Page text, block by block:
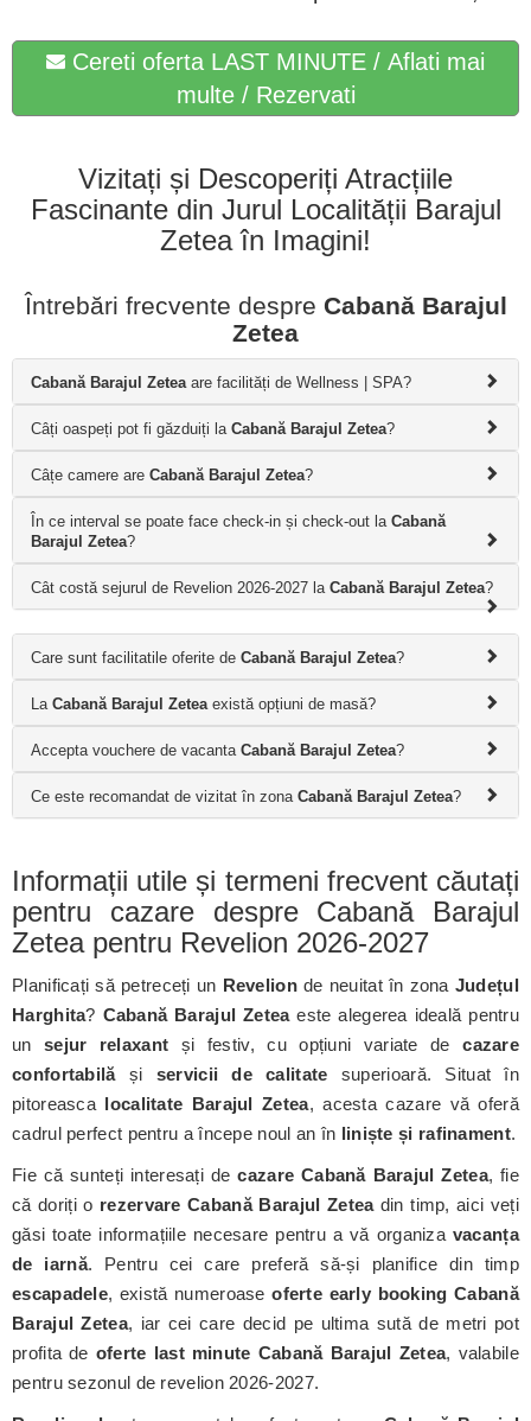
Cereti oferta LAST MINUTE / Aflati mai
multe / Rezervati
Vizitați și Descoperiți Atracțiile
Fascinante din Jurul Localității Barajul
Zetea în Imagini!
Întrebări frecvente despre Cabană Barajul
Zetea
Cabană Barajul Zetea are facilități de Wellness | SPA?
Câți oaspeți pot fi găzduiți la Cabană Barajul Zetea?
Câțe camere are Cabană Barajul Zetea?
În ce interval se poate face check-in și check-out la Cabană
Barajul Zetea?
Cât costă sejurul de Revelion 2026-2027 la Cabană Barajul Zetea?
Care sunt facilitatile oferite de Cabană Barajul Zetea?
La Cabană Barajul Zetea există opțiuni de masă?
Accepta vouchere de vacanta Cabană Barajul Zetea?
Ce este recomandat de vizitat în zona Cabană Barajul Zetea?
Informații utile și termeni frecvent căutați
pentru cazare despre Cabană Barajul
Zetea pentru Revelion 2026-2027
Planificați să petreceți un Revelionde neuitat în zona Județul
Harghita? Cabană Barajul Zeteaeste alegerea ideală pentru
un sejur relaxant și festiv, cu opțiuni variate decazare
confortabilăși servicii de calitate superioară. Situat în
pitoreasca localitate Barajul Zetea, acesta cazare vă oferă
cadrul perfect pentru a începe noul an în liniște și rafinament.
Fie că sunteți interesați decazare Cabană Barajul Zetea, fie
că doriți o rezervare Cabană Barajul Zeteadin timp, aici veți
găsi toate informațiile necesare pentru a vă organiza vacanța
de iarnă. Pentru cei care preferă să-și planifice din timp
escapadele, există numeroaseoferte early booking Cabană
Barajul Zetea, iar cei care decid pe ultima sută de metri pot
profita de oferte last minute Cabană Barajul Zetea, valabile
pentru sezonul de revelion 2026-2027.